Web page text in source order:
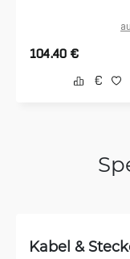
104.40 €
Kabel &